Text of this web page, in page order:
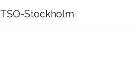
TSO-Stockholm